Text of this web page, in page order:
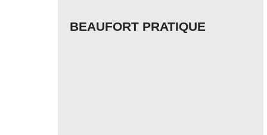
BEAUFORT PRATIQUE